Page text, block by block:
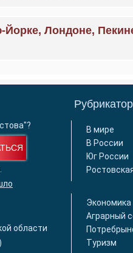
Лондоне,
области
Рубрикатор
В мире
В России
Юг России
Экономика
Аграрный
Туризм